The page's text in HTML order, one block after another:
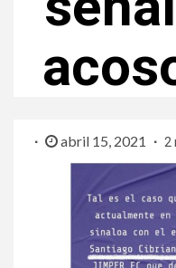
abril 15, 2021 2